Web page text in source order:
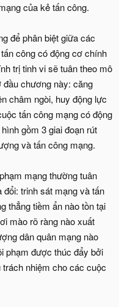
của kẻ tấn công.
để phân biệt giữa các
công có động cơ chính
trị tinh vi sẽ tuân theo mô
đầu chương này: căng
châm ngòi, huy động lực
tấn công mạng có động
gồm 3 giai đoạn rút
và tấn công mạng.
mạng thường tuân
trinh sát mạng và tấn
thẳng tiềm ẩn nào tồn tại
mào rõ ràng nào xuất
dân quân mạng nào
phạm được thúc đẩy bởi
nhiệm cho các cuộc